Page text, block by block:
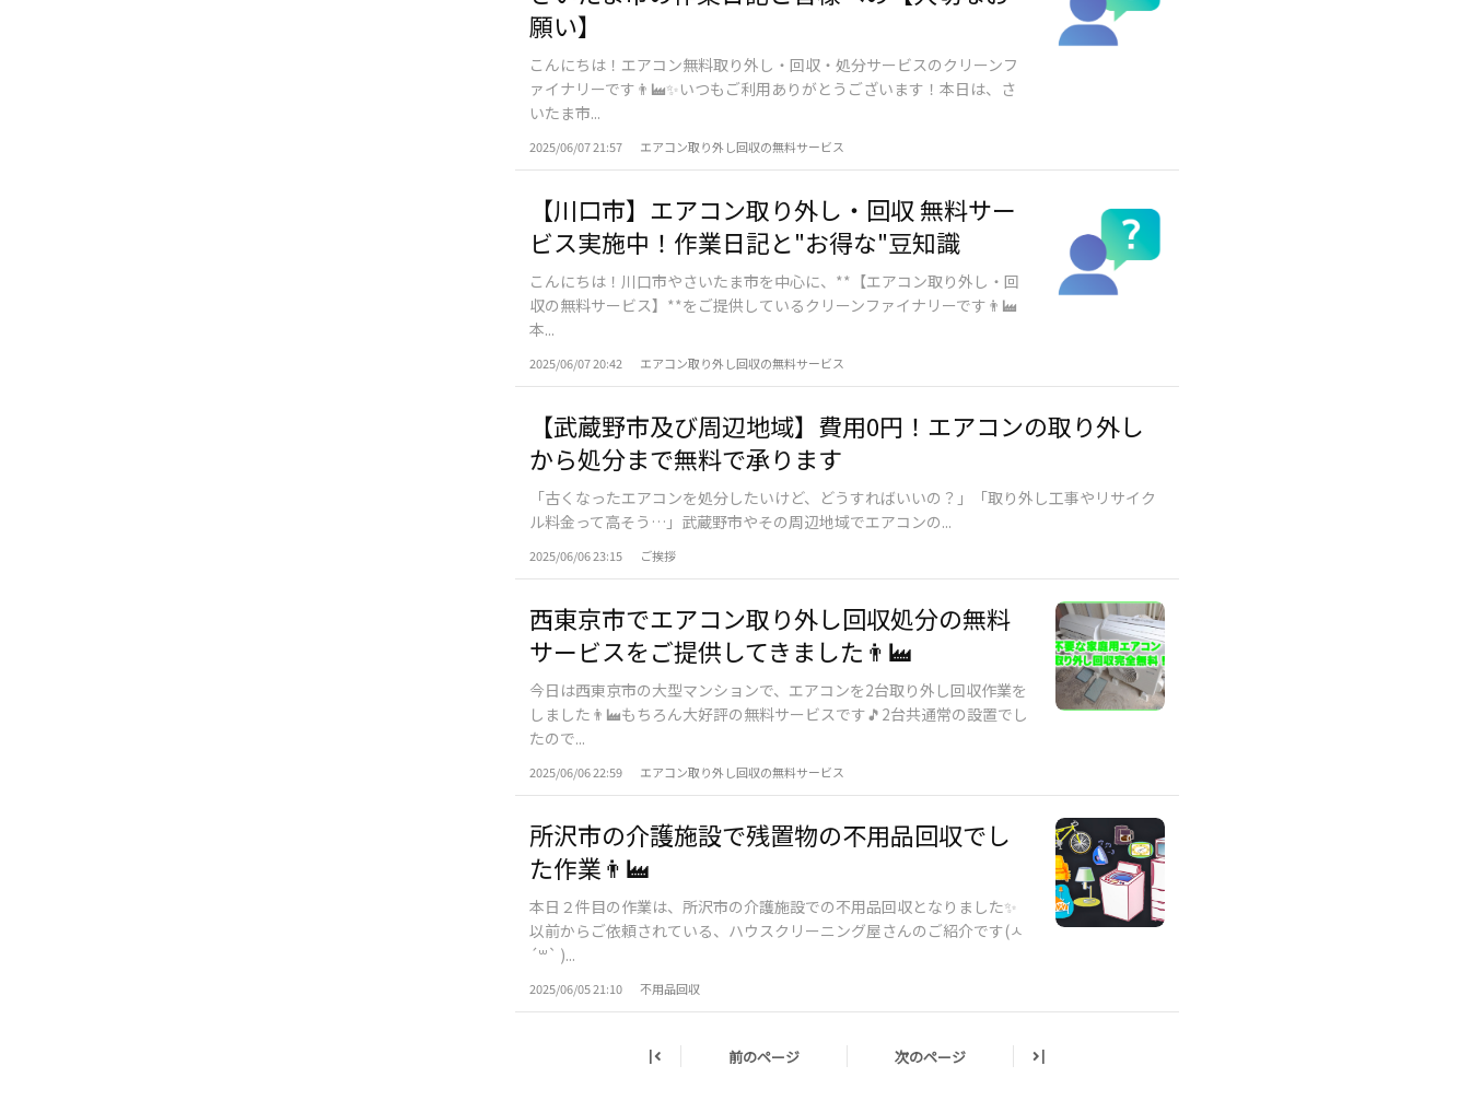
願い】
こんにちは！エアコン無料取り外し・回収・処分サービスのクリーンフ
ァイナリーです👨‍🏭✨いつもご利用ありがとうございます！​本日は、さ
いたま市...
2025/06/07 21:57 エアコン取り外し回収の無料サービス
【川口市】エアコン取り外し・回収 無料サー
ビス実施中！作業日記と"お得な"豆知識
​こんにちは！川口市やさいたま市を中心に、**【エアコン取り外し・回
収の無料サービス】**をご提供しているクリーンファイナリーです👨‍🏭​
本...
2025/06/07 20:42 エアコン取り外し回収の無料サービス
【武蔵野市及び周辺地域】費用0円！エアコンの取り外し
から処分まで無料で承ります
​「古くなったエアコンを処分したいけど、どうすればいいの？」「取り外し工事やリサイク
ル料金って高そう…」​武蔵野市やその周辺地域でエアコンの...
2025/06/06 23:15 ご挨拶
西東京市でエアコン取り外し回収処分の無料
サービスをご提供してきました👨‍🏭
今日は西東京市の大型マンションで、エアコンを2台取り外し回収作業を
しました👨‍🏭もちろん大好評の無料サービスです🎵2台共通常の設置でし
たので...
2025/06/06 22:59 エアコン取り外し回収の無料サービス
所沢市の介護施設で残置物の不用品回収でし
た作業👨‍🏭
本日２件目の作業は、所沢市の介護施設での不用品回収となりました✨
以前からご依頼されている、ハウスクリーニング屋さんのご紹介です(ㅅ
´꒳` )...
2025/06/05 21:10 不用品回収
| 前のページ 次のページ |